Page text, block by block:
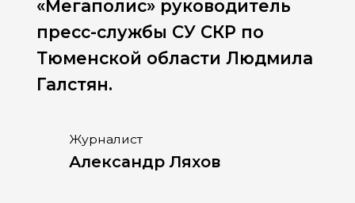
«Мегаполис» руководитель
пресс-службы СУ СКР по
Тюменской области Людмила
Галстян.
Журналист
Александр Ляхов